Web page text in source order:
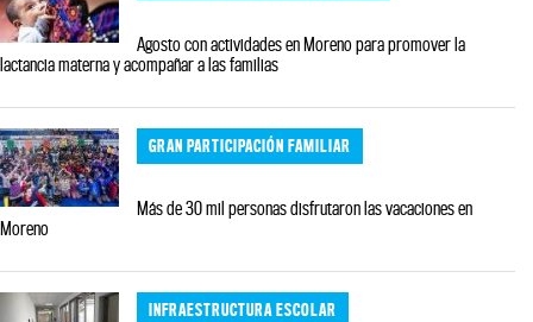
Agosto con actividades en Moreno para promover la
lactancia materna y acompañar a las familias
GRAN PARTICIPACIÓN FAMILIAR
Más de 30 mil personas disfrutaron las vacaciones en
Moreno
INFRAESTRUCTURA ESCOLAR